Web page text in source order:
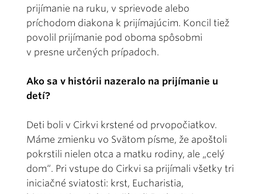
prijímanie na ruku, v sprievode alebo
príchodom diakona k prijímajúcim. Koncil tiež
povolil prijímanie pod oboma spôsobmi
v presne určených prípadoch.
Ako sa v histórii nazeralo na prijímanie u
detí?
Deti boli v Cirkvi krstené od prvopočiatkov.
Máme zmienku vo Svätom písme, že apoštoli
pokrstili nielen otca a matku rodiny, ale „celý
dom“. Pri vstupe do Cirkvi sa prijímali všetky tri
iniciačné sviatosti: krst, Eucharistia,